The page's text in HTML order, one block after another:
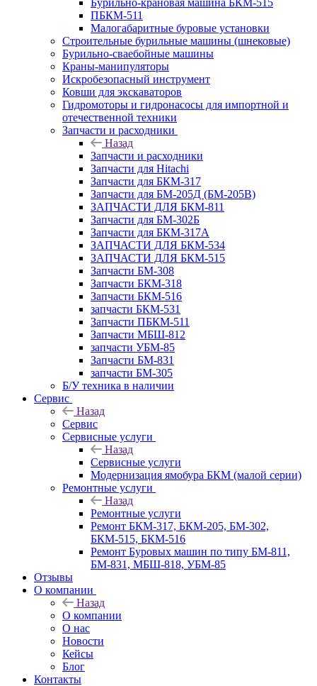
Бурильно-крановая машина БКМ-515
ПБКМ-511
Малогабаритные буровые установки
Строительные бурильные машины (шнековые)
Бурильно-сваебойные машины
Краны-манипуляторы
Искробезопасный инструмент
Ковши для экскаваторов
Гидромоторы и гидронасосы для импортной и
отечественной техники
Запчасти и расходники
Назад
Запчасти и расходники
Запчасти для Hitachi
Запчасти для БКМ-317
Запчасти для БМ-205Д (БМ-205В)
ЗАПЧАСТИ ДЛЯ БКМ-811
Запчасти для БМ-302Б
Запчасти для БКМ-317А
ЗАПЧАСТИ ДЛЯ БКМ-534
ЗАПЧАСТИ ДЛЯ БКМ-515
Запчасти БМ-308
Запчасти БКМ-318
Запчасти БКМ-516
запчасти БКМ-531
Запчасти ПБКМ-511
Запчасти МБШ-812
запчасти УБМ-85
Запчасти БМ-831
запчасти БМ-305
Б/У техника в наличии
Сервис
Назад
Сервис
Сервисные услуги
Назад
Сервисные услуги
Модернизация ямобура БКМ (малой серии)
Ремонтные услуги
Назад
Ремонтные услуги
Ремонт БКМ-317, БКМ-205, БМ-302,
БКМ-515, БКМ-516
Ремонт Буровых машин по типу БМ-811,
БМ-831, МБШ-818, УБМ-85
Отзывы
О компании
Назад
О компании
О нас
Новости
Кейсы
Блог
Контакты